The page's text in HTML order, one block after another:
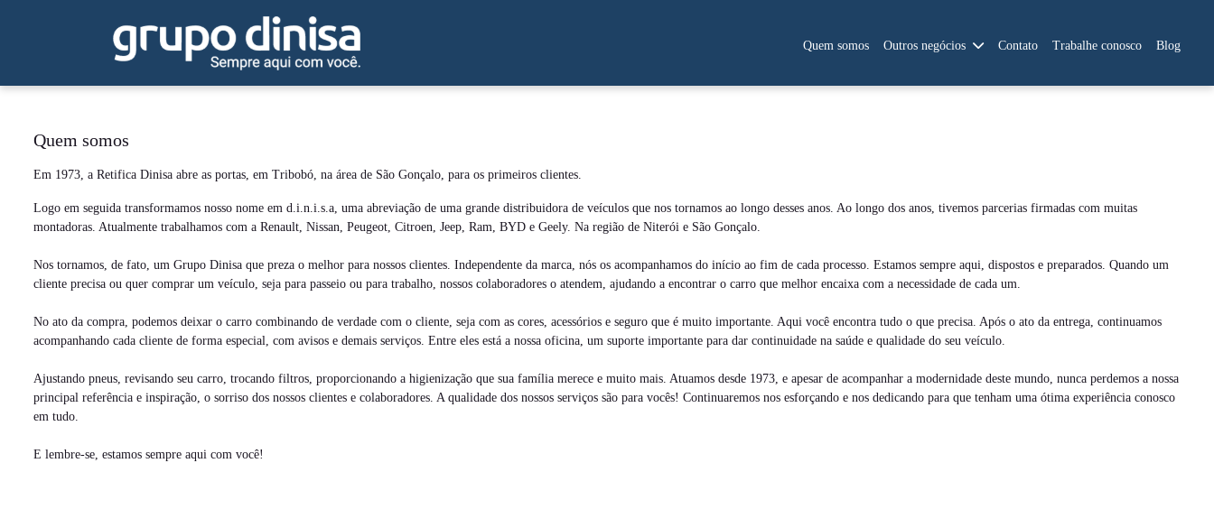
Quem somos Outros negócios Contato Trabalhe conosco Blog
Quem somos
Em 1973, a Retifica Dinisa abre as portas, em Tribobó, na área de São Gonçalo, para os primeiros clientes.
Logo em seguida transformamos nosso nome em d.i.n.i.s.a, uma abreviação de uma grande distribuidora de veículos que nos tornamos ao longo desses anos. Ao longo dos anos, tivemos parcerias firmadas com muitas
montadoras. Atualmente trabalhamos com a Renault, Nissan, Peugeot, Citroen, Jeep, Ram, BYD e Geely. Na região de Niterói e São Gonçalo.
Nos tornamos, de fato, um Grupo Dinisa que preza o melhor para nossos clientes. Independente da marca, nós os acompanhamos do início ao fim de cada processo. Estamos sempre aqui, dispostos e preparados. Quando um
cliente precisa ou quer comprar um veículo, seja para passeio ou para trabalho, nossos colaboradores o atendem, ajudando a encontrar o carro que melhor encaixa com a necessidade de cada um.
No ato da compra, podemos deixar o carro combinando de verdade com o cliente, seja com as cores, acessórios e seguro que é muito importante. Aqui você encontra tudo o que precisa. Após o ato da entrega, continuamos
acompanhando cada cliente de forma especial, com avisos e demais serviços. Entre eles está a nossa oficina, um suporte importante para dar continuidade na saúde e qualidade do seu veículo.
Ajustando pneus, revisando seu carro, trocando filtros, proporcionando a higienização que sua família merece e muito mais. Atuamos desde 1973, e apesar de acompanhar a modernidade deste mundo, nunca perdemos a nossa
principal referência e inspiração, o sorriso dos nossos clientes e colaboradores. A qualidade dos nossos serviços são para vocês! Continuaremos nos esforçando e nos dedicando para que tenham uma ótima experiência conosco
em tudo.
E lembre-se, estamos sempre aqui com você!